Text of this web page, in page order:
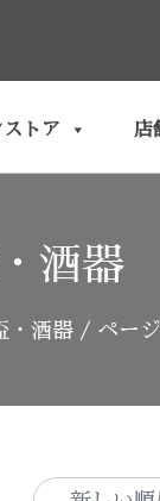
トア 店
酒器
・酒器/ ペー